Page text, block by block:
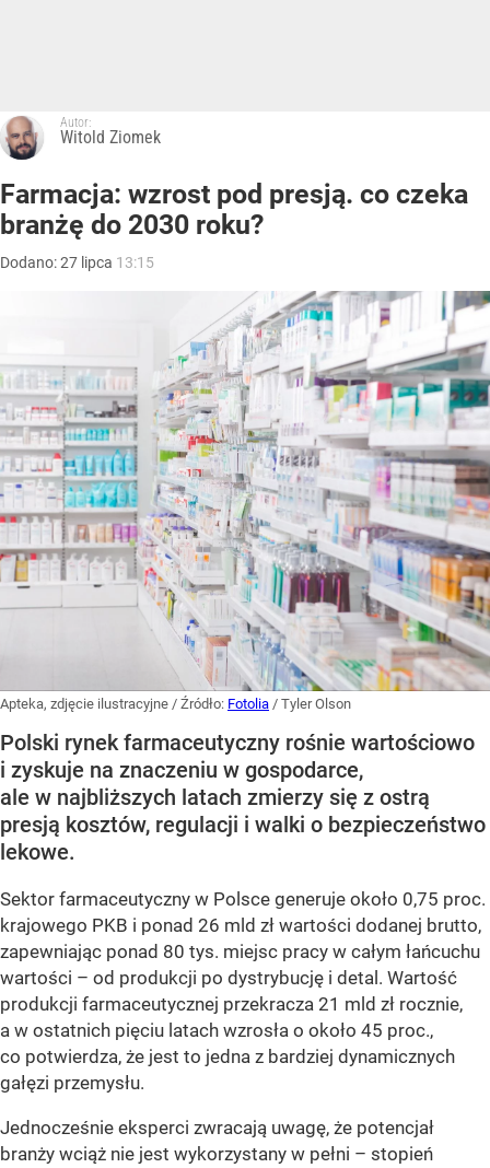
Autor:
Witold Ziomek
Farmacja: wzrost pod presją. co czeka
branżę do 2030 roku?
Dodano:27 lipca 13:15
Apteka, zdjęcie ilustracyjne / Źródło: Fotolia / Tyler Olson
Polski rynek farmaceutyczny rośnie wartościowo
i zyskuje na znaczeniu w gospodarce,
ale w najbliższych latach zmierzy się z ostrą
presją kosztów, regulacji i walki o bezpieczeństwo
lekowe.
Sektor farmaceutyczny w Polsce generuje około 0,75 proc.
krajowego PKB i ponad 26 mld zł wartości dodanej brutto,
zapewniając ponad 80 tys. miejsc pracy w całym łańcuchu
wartości – od produkcji po dystrybucję i detal. Wartość
produkcji farmaceutycznej przekracza 21 mld zł rocznie,
a w ostatnich pięciu latach wzrosła o około 45 proc.,
co potwierdza, że jest to jedna z bardziej dynamicznych
gałęzi przemysłu.
Jednocześnie eksperci zwracają uwagę, że potencjał
branży wciąż nie jest wykorzystany w pełni – stopień